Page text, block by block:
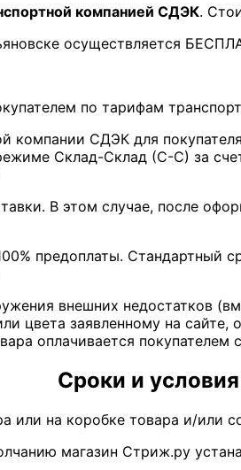
компанией СДЭК.
осуществляется
по тарифам
компании СДЭК для
Склад-Склад (С-С) за
В этом случае, после
предоплаты. Стандартный
внешних недостатков
цвета заявленному на
оплачивается покупателем
Сроки и
или на коробке товара и/или
магазин Стриж.ру